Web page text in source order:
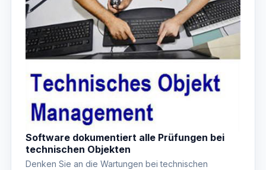
Software dokumentiert alle Prüfungen bei
technischen Objekten
Denken Sie an die Wartungen bei technischen